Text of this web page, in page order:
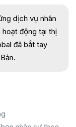
dịch vụ nhân
động tại thị
đã bắt tay